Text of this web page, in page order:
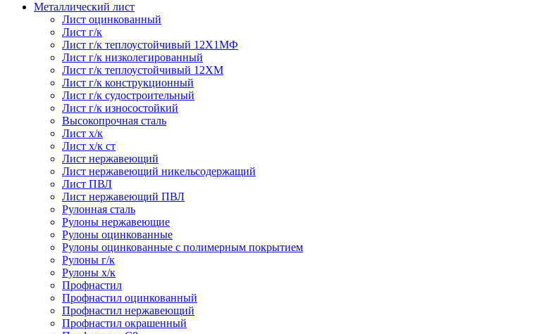
Металлический лист
Лист оцинкованный
Лист г/к
Лист г/к теплоустойчивый 12Х1МФ
Лист г/к низколегированный
Лист г/к теплоустойчивый 12ХМ
Лист г/к конструкционный
Лист г/к судостроительный
Лист г/к износостойкий
Высокопрочная сталь
Лист х/к
Лист х/к ст
Лист нержавеющий
Лист нержавеющий никельсодержащий
Лист ПВЛ
Лист нержавеющий ПВЛ
Рулонная сталь
Рулоны нержавеющие
Рулоны оцинкованные
Рулоны оцинкованные с полимерным покрытием
Рулоны г/к
Рулоны х/к
Профнастил
Профнастил оцинкованный
Профнастил нержавеющий
Профнастил окрашенный